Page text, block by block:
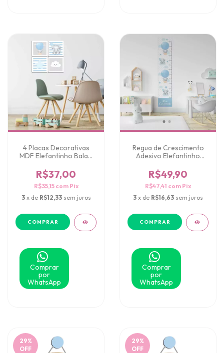
4 Placas Decorativas
MDF Elefantinho Balao
R$37,00
R$35,15 com Pix
3 x de R$12,33 sem juros
Comprar
por
WhatsApp
Regua de Crescimento
Adesivo Elefantinho
R$49,90
R$47,41 com Pix
3 x de R$16,63 sem juros
Comprar
por
WhatsApp
29%
OFF
29%
OFF